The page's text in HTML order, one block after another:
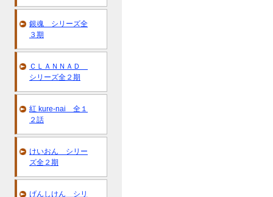
銀魂 シリーズ全
３期
ＣＬＡＮＮＡＤ
シリーズ全２期
紅 kure-nai 全１
２話
けいおん シリー
ズ全２期
げんしけん シリ